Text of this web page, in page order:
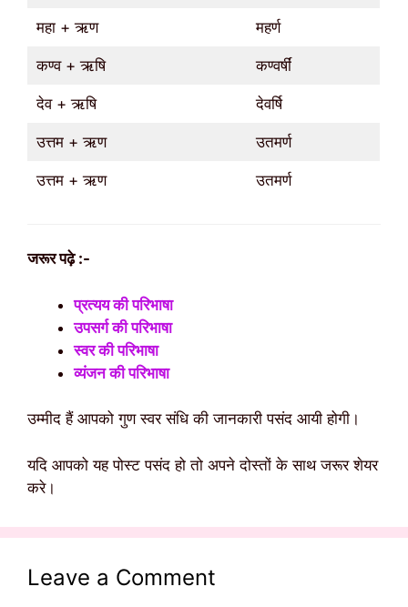
महा + ऋण महर्ण
कण्व + ऋषि कण्वर्षीं
देव + ऋषि देवर्षि
उत्तम + ऋण उतमर्ण
उत्तम + ऋण उतमर्ण
जरूर पढ़े :-
प्रत्यय की परिभाषा
उपसर्ग की परिभाषा
स्वर की परिभाषा
व्यंजन की परिभाषा
उम्मीद हैं आपको गुण स्वर संधि की जानकारी पसंद आयी होगी।
यदि आपको यह पोस्ट पसंद हो तो अपने दोस्तों के साथ जरूर शेयर
करे।
Leave a Comment